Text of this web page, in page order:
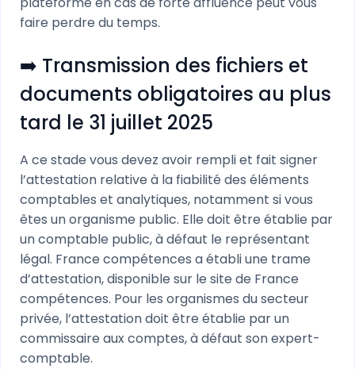
faire perdre du temps.
➡️ Transmission des fichiers et
documents obligatoires au plus
tard le 31 juillet 2025
A ce stade vous devez avoir rempli et fait signer
l’attestation relative à la fiabilité des éléments
comptables et analytiques, notamment si vous
êtes un organisme public. Elle doit être établie par
un comptable public, à défaut le représentant
légal. France compétences a établi une trame
d’attestation, disponible sur le site de France
compétences. Pour les organismes du secteur
privée, l’attestation doit être établie par un
commissaire aux comptes, à défaut son expert-
comptable.